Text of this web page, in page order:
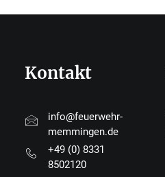
Kontakt
info@feuerwehr-
memmingen.de
+49 (0) 8331
8502120